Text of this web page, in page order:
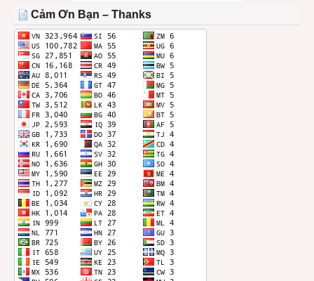
THÁNG
Cảm Ơn Bạn – Thanks